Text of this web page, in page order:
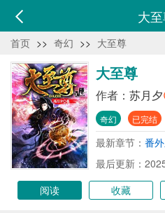
大
首页 >> 奇幻 >> 大至尊
大至尊
作者： 苏月夕
奇幻 已完结
最新章节： 番
最后更新：
阅读
收藏